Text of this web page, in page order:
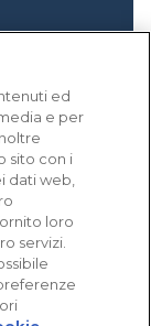
ed
e per
sito con i
dati web,
loro
servizi.